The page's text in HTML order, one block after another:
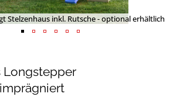
Stelzenhaus inkl. Rutsche - optional erhältlich
Longstepper